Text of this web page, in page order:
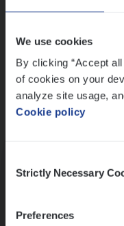
We use cookies
By clicking “Accept
of cookies on your
analyze site usage,
Cookie policy
Selection
Strictly Necessary
Preferences